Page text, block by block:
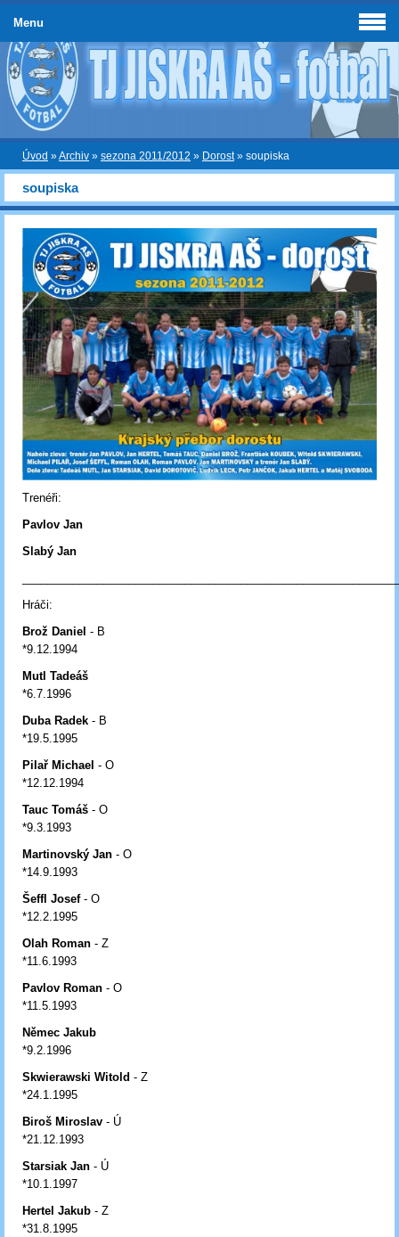
Úvod »Archiv » sezona 2011/2012 » Dorost» soupiska
soupiska
Trenéři:
Pavlov Jan
Slabý Jan
Hráči:
Brož Daniel - B
*9.12.1994
Mutl Tadeáš
*6.7.1996
Duba Radek - B
*19.5.1995
Pilař Michael - O
*12.12.1994
Tauc Tomáš - O
*9.3.1993
Martinovský Jan - O
*14.9.1993
Šeffl Josef - O
*12.2.1995
Olah Roman - Z
*11.6.1993
Pavlov Roman - O
*11.5.1993
Němec Jakub
*9.2.1996
Skwierawski Witold - Z
*24.1.1995
Biroš Miroslav - Ú
*21.12.1993
Starsiak Jan - Ú
*10.1.1997
Hertel Jakub - Z
*31.8.1995
Menu